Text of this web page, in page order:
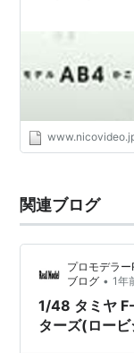
関連ブログ
プロモデラ
ブログ • 1年
1/48 タミヤ
ターズ(ロー